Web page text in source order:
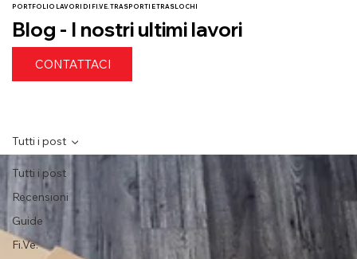
PORTFOLIO LAVORI DI FI.VE. TRASPORTI E TRASLOCHI
Blog - I nostri ultimi lavori
CONTATTACI
Tutti i post
Recensioni
Guide
Fi.Ve.
Tutti i post